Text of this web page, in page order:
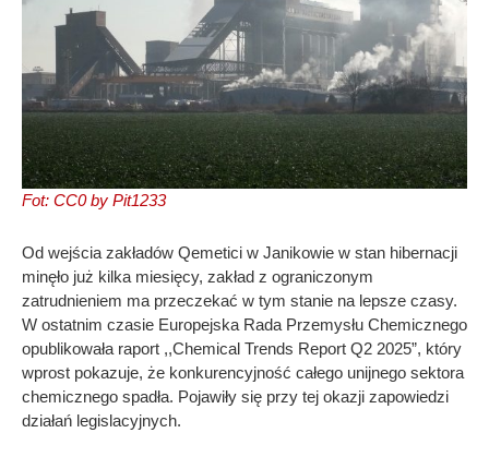
Fot: CC0 by Pit1233
Od wejścia zakładów Qemetici w Janikowie w stan hibernacji
minęło już kilka miesięcy, zakład z ograniczonym
zatrudnieniem ma przeczekać w tym stanie na lepsze czasy.
W ostatnim czasie Europejska Rada Przemysłu Chemicznego
opublikowała raport ,,Chemical Trends Report Q2 2025”, który
wprost pokazuje, że konkurencyjność całego unijnego sektora
chemicznego spadła. Pojawiły się przy tej okazji zapowiedzi
działań legislacyjnych.